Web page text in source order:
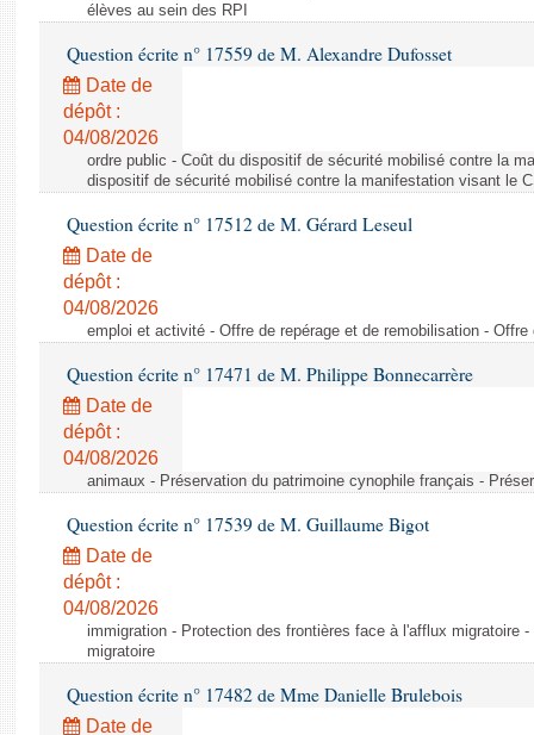
élèves au sein des RPI
Question écrite n° 17559 de M. Alexandre Dufosset
Date de
dépôt :
04/08/2026
ordre public - Coût du dispositif de sécurité mobilisé contre la
dispositif de sécurité mobilisé contre la manifestation visant le
Question écrite n° 17512 de M. Gérard Leseul
Date de
dépôt :
04/08/2026
emploi et activité - Offre de repérage et de remobilisation -
Question écrite n° 17471 de M. Philippe Bonnecarrère
Date de
dépôt :
04/08/2026
animaux - Préservation du patrimoine cynophile français -
Question écrite n° 17539 de M. Guillaume Bigot
Date de
dépôt :
04/08/2026
immigration - Protection des frontières face à l'afflux migratoire
migratoire
Question écrite n° 17482 de Mme Danielle Brulebois
Date de